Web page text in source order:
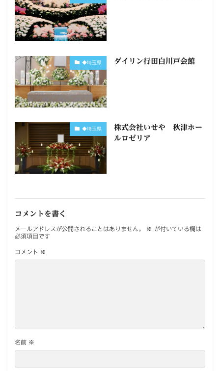
◆埼玉県 ダイリン行田白川戸会館
◆埼玉県
株式会社いせや 秋津ホー
ルロゼリア
コメントを書く
メールアドレスが公開されることはありません。 ※ が付いている欄は
必須項目です
コメント ※
名前 ※